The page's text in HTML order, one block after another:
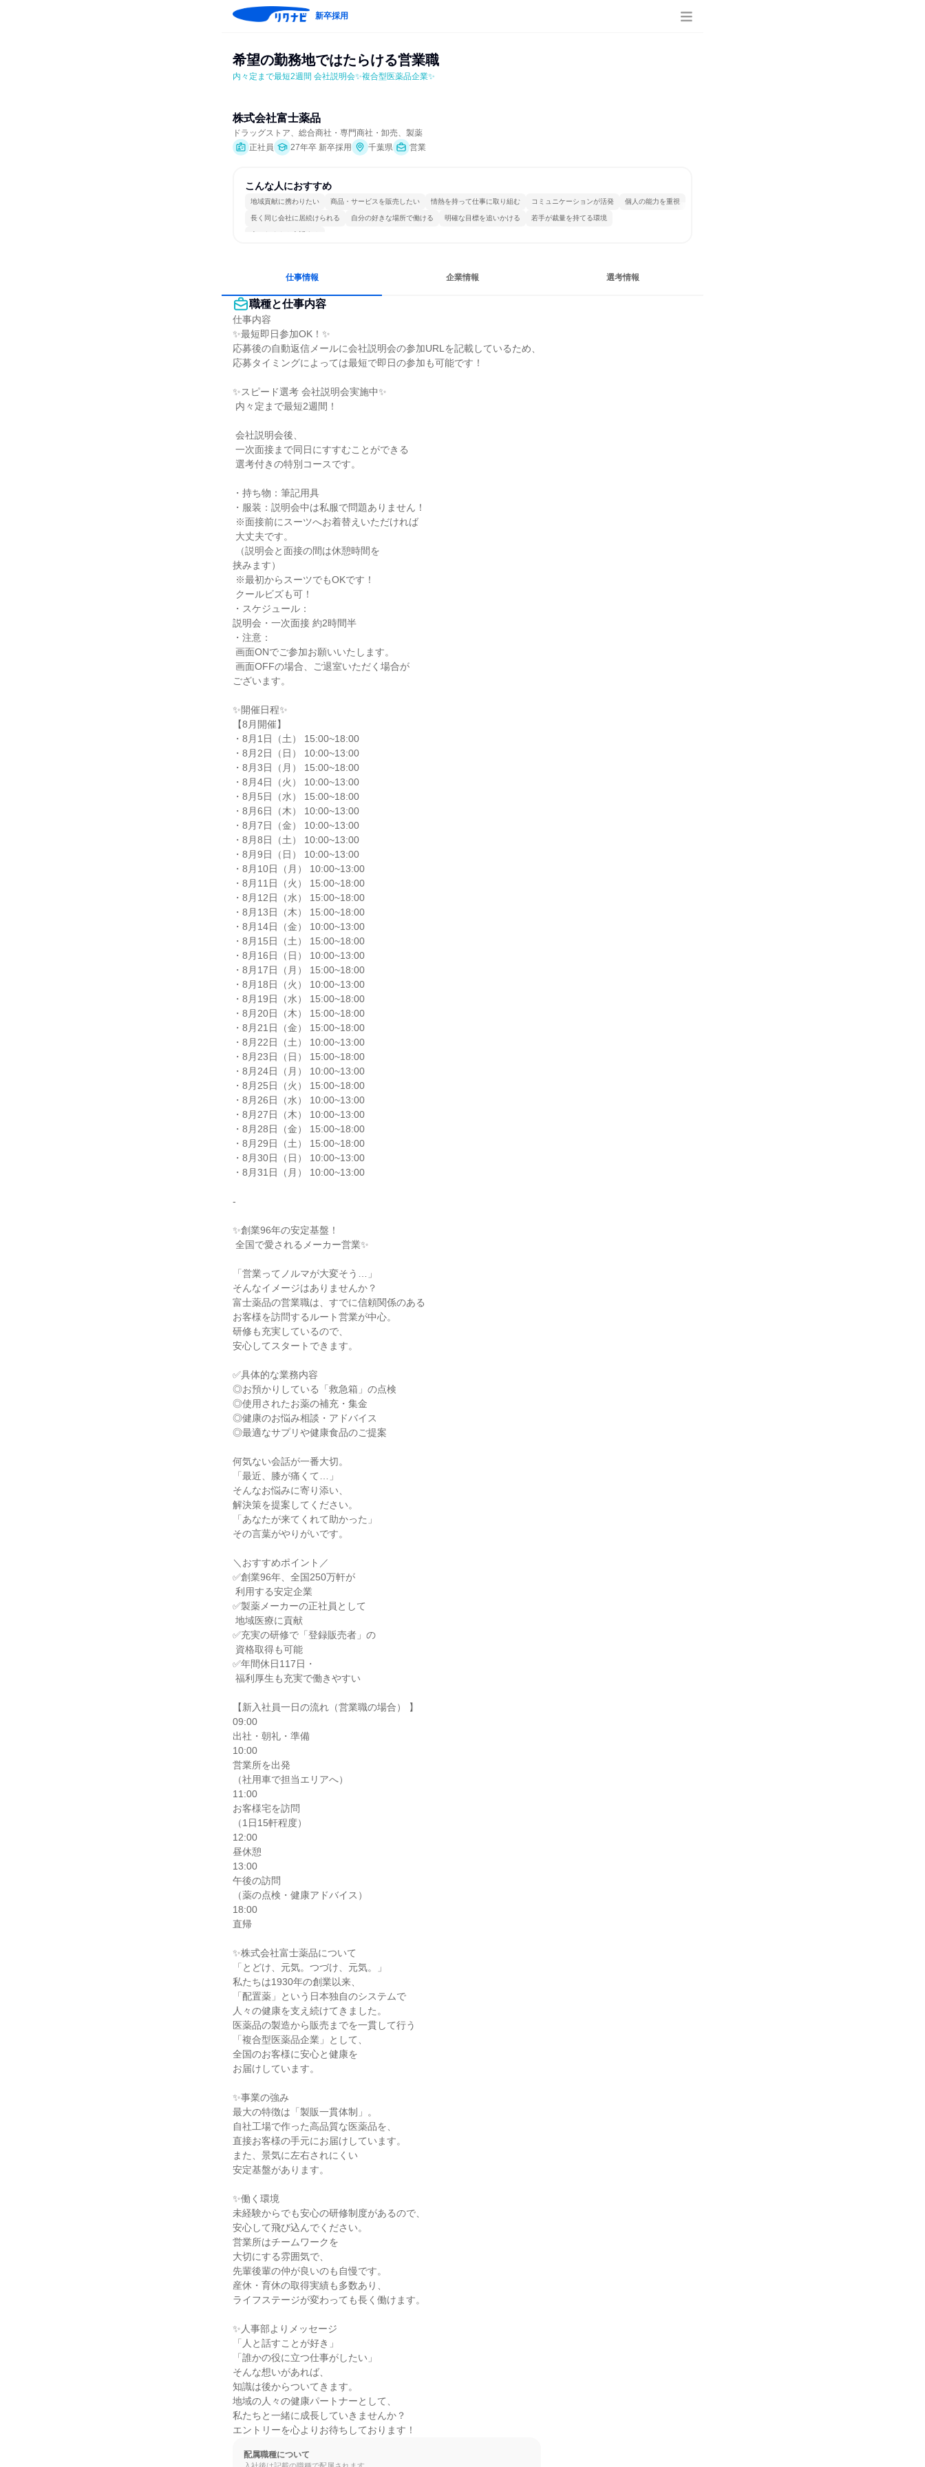
新卒採用
希望の勤務地ではたらける営業職
内々定まで最短2週間 会社説明会✨複合型医薬品企業✨
株式会社富士薬品
ドラッグストア、総合商社・専門商社・卸売、製薬
正社員
27年卒 新卒採用 千葉県 営業
こんな人におすすめ
地域貢献に携わりたい 商品・サービスを販売したい 情熱を持って仕事に取り組む コミュニケーションが活発 個人の能力を重視
長く同じ会社に居続けられる 自分の好きな場所で働ける 明確な目標を追いかける 若手が裁量を持てる環境
人とたくさん会話する
仕事情報 企業情報 選考情報
職種と仕事内容
仕事内容
✨最短即日参加OK！✨
応募後の自動返信メールに会社説明会の参加URLを記載しているため、
応募タイミングによっては最短で即日の参加も可能です！
✨スピード選考 会社説明会実施中✨
・持ち物：筆記用具
・服装：説明会中は私服で問題ありません！
挟みます）
・スケジュール：
説明会・一次面接 約2時間半
・注意：
ございます。
✨️開催日程✨️
【8月開催】
・8月1日（土） 15:00~18:00
・8月2日（日） 10:00~13:00
・8月3日（月） 15:00~18:00
・8月4日（火） 10:00~13:00
・8月5日（水） 15:00~18:00
・8月6日（木） 10:00~13:00
・8月7日（金） 10:00~13:00
・8月8日（土） 10:00~13:00
・8月9日（日） 10:00~13:00
・8月10日（月） 10:00~13:00
・8月11日（火） 15:00~18:00
・8月12日（水） 15:00~18:00
・8月13日（木） 15:00~18:00
・8月14日（金） 10:00~13:00
・8月15日（土） 15:00~18:00
・8月16日（日） 10:00~13:00
・8月17日（月） 15:00~18:00
・8月18日（火） 10:00~13:00
・8月19日（水） 15:00~18:00
・8月20日（木） 15:00~18:00
・8月21日（金） 15:00~18:00
・8月22日（土） 10:00~13:00
・8月23日（日） 15:00~18:00
・8月24日（月） 10:00~13:00
・8月25日（火） 15:00~18:00
・8月26日（水） 10:00~13:00
・8月27日（木） 10:00~13:00
・8月28日（金） 15:00~18:00
・8月29日（土） 15:00~18:00
・8月30日（日） 10:00~13:00
・8月31日（月） 10:00~13:00
-
✨創業96年の安定基盤！
「営業ってノルマが大変そう…」
そんなイメージはありませんか？
富士薬品の営業職は、すでに信頼関係のある
お客様を訪問するルート営業が中心。
研修も充実しているので、
安心してスタートできます。
✅具体的な業務内容
◎お預かりしている「救急箱」の点検
◎使用されたお薬の補充・集金
◎健康のお悩み相談・アドバイス
◎最適なサプリや健康食品のご提案
何気ない会話が一番大切。
「最近、膝が痛くて…」
そんなお悩みに寄り添い、
解決策を提案してください。
「あなたが来てくれて助かった」
その言葉がやりがいです。
＼おすすめポイント／
✅創業96年、全国250万軒が
✅製薬メーカーの正社員として
✅充実の研修で「登録販売者」の
✅年間休日117日・
【新入社員一日の流れ（営業職の場合） 】
09:00
出社・朝礼・準備
10:00
営業所を出発
（社用車で担当エリアへ）
11:00
お客様宅を訪問
（1日15軒程度）
12:00
昼休憩
13:00
午後の訪問
（薬の点検・健康アドバイス）
18:00
直帰
✨株式会社富士薬品について
「とどけ、元気。つづけ、元気。」
私たちは1930年の創業以来、
「配置薬」という日本独自のシステムで
人々の健康を支え続けてきました。
医薬品の製造から販売までを一貫して行う
「複合型医薬品企業」として、
全国のお客様に安心と健康を
お届けしています。
✨事業の強み
最大の特徴は「製販一貫体制」。
自社工場で作った高品質な医薬品を、
直接お客様の手元にお届けしています。
また、景気に左右されにくい
安定基盤があります。
✨働く環境
未経験からでも安心の研修制度があるので、
安心して飛び込んでください。
営業所はチームワークを
大切にする雰囲気で、
先輩後輩の仲が良いのも自慢です。
産休・育休の取得実績も多数あり、
ライフステージが変わっても長く働けます。
✨人事部よりメッセージ
「人と話すことが好き」
「誰かの役に立つ仕事がしたい」
そんな想いがあれば、
知識は後からついてきます。
地域の人々の健康パートナーとして、
私たちと一緒に成長していきませんか？
エントリーを心よりお待ちしております！
配属職種について